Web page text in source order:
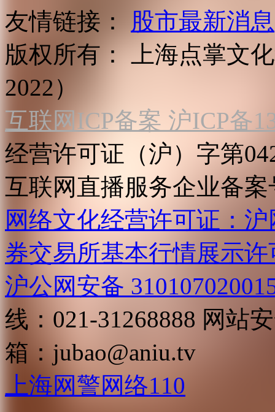
友情链接：
股市最新消息
版权所有：
上海点掌文
2022）
互联网ICP备案 沪ICP备
经营许可证（沪）字第
互联网直播服务企业备案
网络文化经营许可证：
券交易所基本行情展示许
沪公网安备
线：021-31268888 网站
箱： jubao@aniu.tv
上海网警网络110